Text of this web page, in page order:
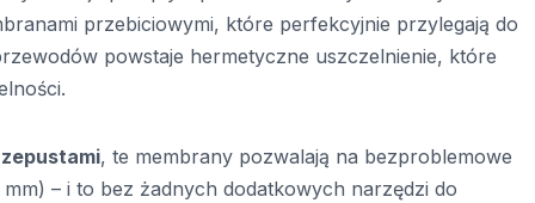
przebiciowymi, które perfekcyjnie przylegają do
powstaje hermetyczne uszczelnienie, które
, te membrany pozwalają na bezproblemowe
– i to bez żadnych dodatkowych narzędzi do